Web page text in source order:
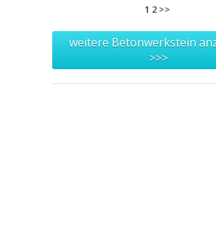
1 2 >>
weitere Betonwerkstein
>>>